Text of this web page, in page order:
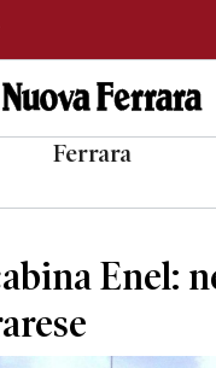
Ferrara
Enel: